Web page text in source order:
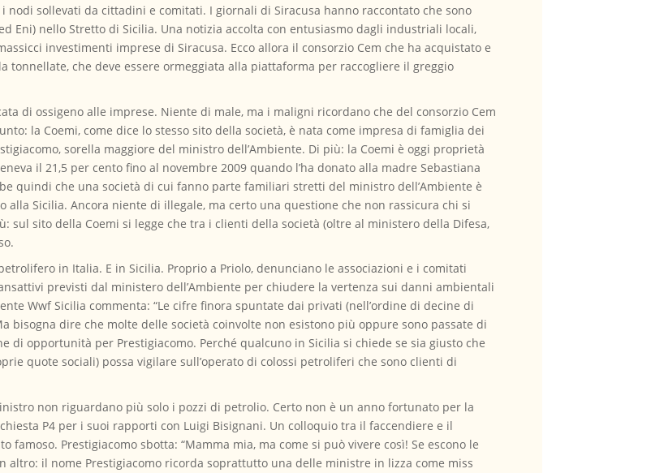
sollevati da cittadini e comitati. I giornali di Siracusa hanno raccontato che sono
Eni) nello Stretto di Sicilia. Una notizia accolta con entusiasmo dagli industriali locali,
investimenti imprese di Siracusa. Ecco allora il consorzio Cem che ha acquistato e
tonnellate, che deve essere ormeggiata alla piattaforma per raccogliere il greggio
di ossigeno alle imprese. Niente di male, ma i maligni ricordano che del consorzio Cem
la Coemi, come dice lo stesso sito della società, è nata come impresa di famiglia dei
sorella maggiore del ministro dell’Ambiente. Di più: la Coemi è oggi proprietà
il 21,5 per cento fino al novembre 2009 quando l’ha donato alla madre Sebastiana
quindi che una società di cui fanno parte familiari stretti del ministro dell’Ambiente è
Sicilia. Ancora niente di illegale, ma certo una questione che non rassicura chi si
sul sito della Coemi si legge che tra i clienti della società (oltre al ministero della Difesa,
in Italia. E in Sicilia. Proprio a Priolo, denunciano le associazioni e i comitati
previsti dal ministero dell’Ambiente per chiudere la vertenza sui danni ambientali
Wwf Sicilia commenta: “Le cifre finora spuntate dai privati (nell’ordine di decine di
bisogna dire che molte delle società coinvolte non esistono più oppure sono passate di
di opportunità per Prestigiacomo. Perché qualcuno in Sicilia si chiede se sia giusto che
quote sociali) possa vigilare sull’operato di colossi petroliferi che sono clienti di
non riguardano più solo i pozzi di petrolio. Certo non è un anno fortunato per la
P4 per i suoi rapporti con Luigi Bisignani. Un colloquio tra il faccendiere e il
famoso. Prestigiacomo sbotta: “Mamma mia, ma come si può vivere così! Se escono le
altro: il nome Prestigiacomo ricorda soprattutto una delle ministre in lizza come miss